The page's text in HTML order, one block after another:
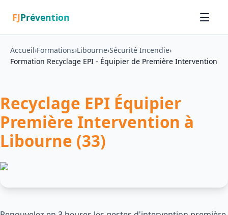
FJPrévention
Accueil›Formations›Libourne›Sécurité Incendie›
Formation Recyclage EPI - Équipier de Première Intervention
Recyclage EPI Équipier
Première Intervention à
Libourne (33)